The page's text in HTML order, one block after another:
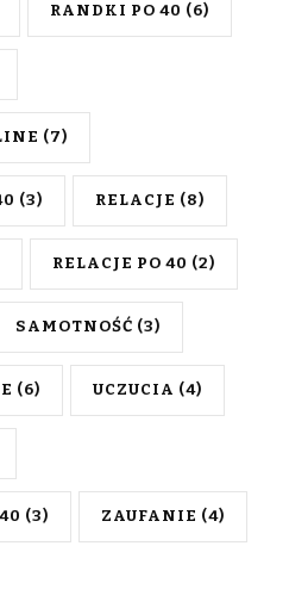
RANDKI PO 40 (6)
(7)
(3) RELACJE (8)
RELACJE PO 40 (2)
SAMOTNOŚĆ (3)
(6) UCZUCIA (4)
(3) ZAUFANIE (4)